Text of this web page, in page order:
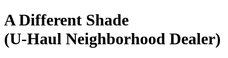
A Different Shade
(U-Haul Neighborhood Dealer)